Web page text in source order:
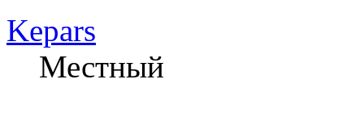
Kepars
Местный